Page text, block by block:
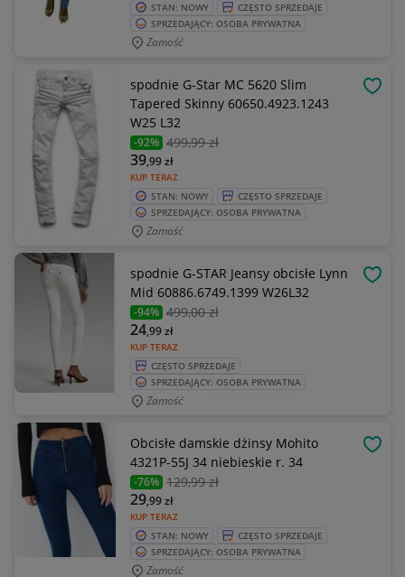
STAN: NOWY
CZĘSTO SPRZEDAJE
SPRZEDAJĄCY: OSOBA PRYWATNA
Zamość
spodnie G-Star MC 5620 Slim
Tapered Skinny 60650.4923.1243
W25 L32
-92% 499,99 zł
KUP TERAZ
39,99zł
STAN: NOWY
CZĘSTO SPRZEDAJE
SPRZEDAJĄCY: OSOBA PRYWATNA
Zamość
spodnie G-STAR Jeansy obcisłe Lynn
Mid 60886.6749.1399 W26L32
-94% 499,00 zł
KUP TERAZ
24,99zł
CZĘSTO SPRZEDAJE
SPRZEDAJĄCY: OSOBA PRYWATNA
Zamość
Obcisłe damskie dżinsy Mohito
4321P-55J 34 niebieskie r. 34
-76% 129,99 zł
KUP TERAZ
29,99zł
STAN: NOWY
CZĘSTO SPRZEDAJE
SPRZEDAJĄCY: OSOBA PRYWATNA
Zamość